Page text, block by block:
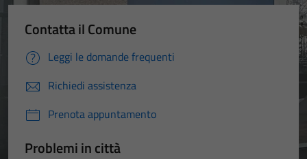
Contatta il Comune
Leggi le domande frequenti
Richiedi assistenza
Prenota appuntamento
Problemi in città